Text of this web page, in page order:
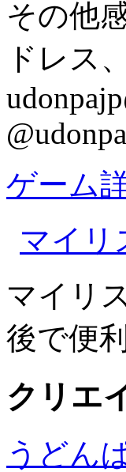
その他
ドレス
@udonpa
ゲーム
マイリ
マイリ
後で便
クリエ
うどん